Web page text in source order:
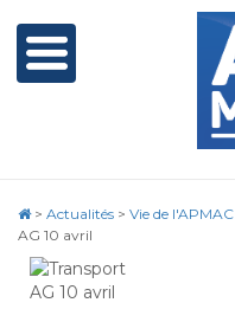
> Actualités > Vie de l'APMAC
AG 10 avril